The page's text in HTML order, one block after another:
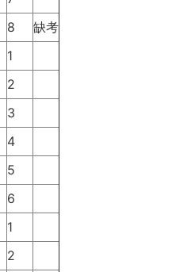
8
缺考
1
2
3
4
5
6
1
2